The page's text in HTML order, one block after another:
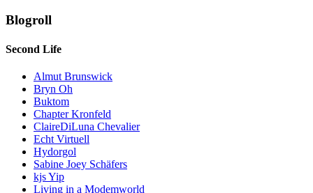
Blogroll
Second Life
Almut Brunswick
Bryn Oh
Buktom
Chapter Kronfeld
ClaireDiLuna Chevalier
Echt Virtuell
Hydorgol
Sabine Joey Schäfers
kjs Yip
Living in a Modemworld